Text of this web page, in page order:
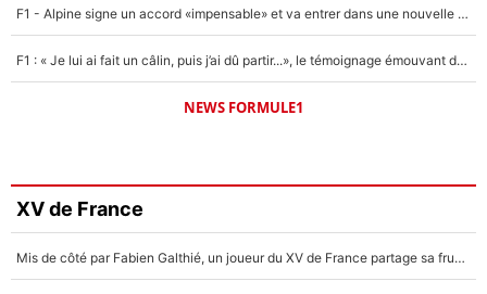
F1 - Alpine signe un accord «impensable» et va entrer dans une nouvelle dimension : Grande nouvelle pour Pierre Gasly !
F1 : « Je lui ai fait un câlin, puis j’ai dû partir...», le témoignage émouvant de Max Verstappen sur sa fille
NEWS FORMULE1
XV de France
Mis de côté par Fabien Galthié, un joueur du XV de France partage sa frustration : «ils ne me l’ont pas dit tout de suite»